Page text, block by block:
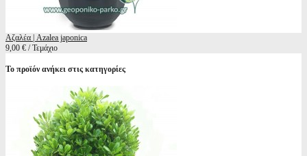
Αζαλέα | Azalea japonica
9,00 € / Τεμάχιο
Το προϊόν ανήκει στις κατηγορίες